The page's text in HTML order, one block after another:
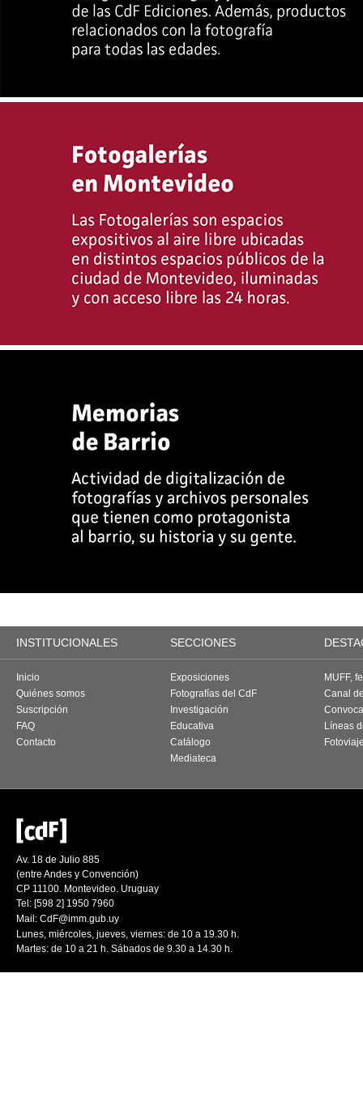
INSTITUCIONALES SECCIONES
Inicio
Quiénes somos
Suscripción
FAQ
Contacto
Exposiciones
Fotografías del CdF
Investigación
Educativa
Catálogo
Mediateca
MUFF,
Canal
Líneas
Av. 18 de Julio 885
(entre Andes y Convención)
CP 11100. Montevideo. Uruguay
Tel: [598 2] 1950 7960
Mail: CdF@imm.gub.uy
Lunes, miércoles, jueves, viernes: de 10 a 19.30 h.
Martes: de 10 a 21 h. Sábados de 9.30 a 14.30 h.